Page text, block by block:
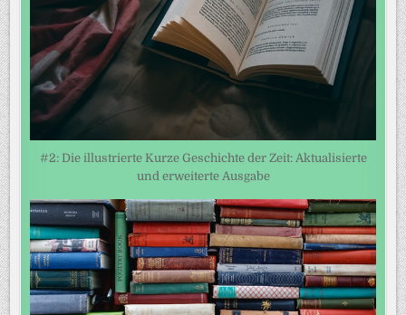
#2: Die illustrierte Kurze Geschichte der Zeit: Aktualisierte
und erweiterte Ausgabe